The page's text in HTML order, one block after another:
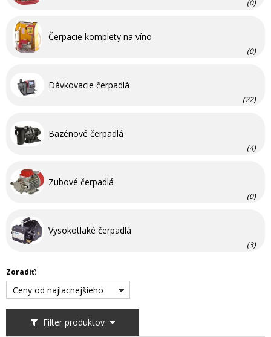
(0)
Čerpacie komplety na víno
(0)
Dávkovacie čerpadlá
(22)
Bazénové čerpadlá
(4)
Zubové čerpadlá
(0)
Vysokotlaké čerpadlá
(3)
Filter produktov
Zoradiť:
Ceny od najlacnejšieho